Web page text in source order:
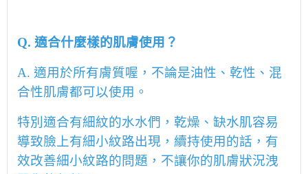
Q. 適合什麼樣的肌膚使用？
A. 適用於所有膚質喔，不論是油性、乾性、混
合性肌膚都可以使用。
特別適合有細紋的水水們，乾燥、缺水肌容易
導致臉上有細小紋路出現，續持使用的話，有
效改善細小紋路的問題，不讓你的肌膚狀況洩